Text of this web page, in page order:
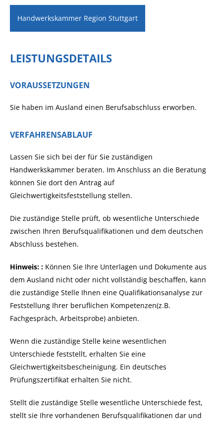
Handwerkskammer Region Stuttgart
LEISTUNGSDETAILS
VORAUSSETZUNGEN
Sie haben im Ausland einen Berufsabschluss erworben.
VERFAHRENSABLAUF
Lassen Sie sich bei der für Sie zuständigen
Handwerkskammer beraten. Im Anschluss an die Beratung
können Sie dort den Antrag auf
Gleichwertigkeitsfeststellung stellen.
Die zuständige Stelle prüft, ob wesentliche Unterschiede
zwischen Ihren Berufsqualifikationen und dem deutschen
Abschluss bestehen.
Hinweis: : Können Sie Ihre Unterlagen und Dokumente aus
dem Ausland nicht oder nicht vollständig beschaffen, kann
die zuständige Stelle Ihnen eine Qualifikationsanalyse zur
Feststellung Ihrer beruflichen Kompetenzen(z.B.
Fachgespräch, Arbeitsprobe) anbieten.
Wenn die zuständige Stelle keine wesentlichen
Unterschiede feststellt, erhalten Sie eine
Gleichwertigkeitsbescheinigung. Ein deutsches
Prüfungszertifikat erhalten Sie nicht.
Stellt die zuständige Stelle wesentliche Unterschiede fest,
stellt sie Ihre vorhandenen Berufsqualifikationen dar und